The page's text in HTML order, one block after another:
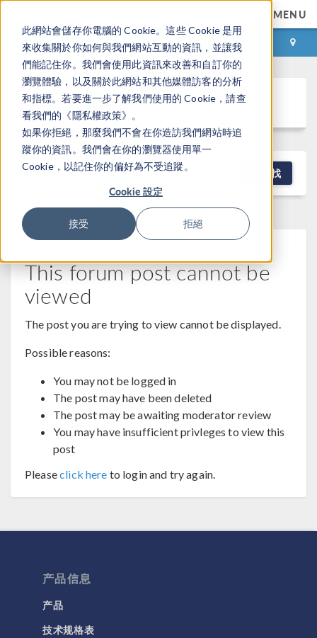
此網站會儲存你電腦的 Cookie。這些 Cookie 是用
來收集關於你如何與我們網站互動的資訊，並讓我
們能記住你。我們會使用此資訊來改善和自訂你的
瀏覽體驗，以及關於此網站和其他媒體訪客的分析
和指標。若要進一步了解我們使用的 Cookie，請查
看我們的《隱私權政策》。
如果你拒絕，那麼我們不會在你造訪我們網站時追
蹤你的資訊。我們會在你的瀏覽器使用單一
Cookie，以記住你的偏好為不受追蹤。
Cookie 設定
接受 拒絕
MENU
登录 咨询与购买
Discussion Forum
NEW DISCUSSION 查找
This forum post cannot be
viewed
The post you are trying to view cannot be displayed.
Possible reasons:
You may not be logged in
The post may have been deleted
The post may be awaiting moderator review
You may have insufficient privleges to view this
post
Pleaseclick here to login and try again.
产品信息
产品
技术规格表